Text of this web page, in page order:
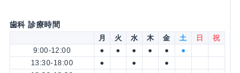
歯科 診療時間
月 火 水 木 金 土 日
祝
9:00-12:00
● ● ● ● ●
●
13:30-18:00
● ●
●